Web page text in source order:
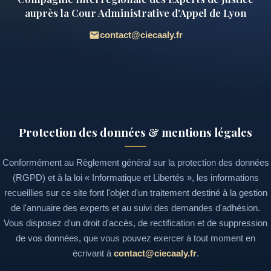
auprès la Cour Administrative d'Appel de Lyon
contact@ciecaaly.fr
Protection des données & mentions légales
Conformément au Règlement général sur la protection des données
(RGPD) et à la loi « Informatique et Libertés », les informations
recueillies sur ce site font l'objet d'un traitement destiné à la gestion
de l'annuaire des experts et au suivi des demandes d'adhésion.
Vous disposez d'un droit d'accès, de rectification et de suppression
de vos données, que vous pouvez exercer à tout moment en
écrivant à contact@ciecaaly.fr.